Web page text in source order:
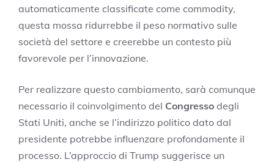
automaticamente classificate come commodity,
questa mossa ridurrebbe il peso normativo sulle
società del settore e creerebbe un contesto più
favorevole per l’innovazione.
Per realizzare questo cambiamento, sarà comunque
necessario il coinvolgimento del Congresso degli
Stati Uniti, anche se l’indirizzo politico dato dal
presidente potrebbe influenzare profondamente il
processo. L’approccio di Trump suggerisce un